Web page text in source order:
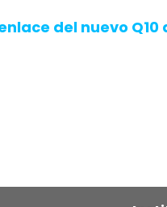
del nuevo